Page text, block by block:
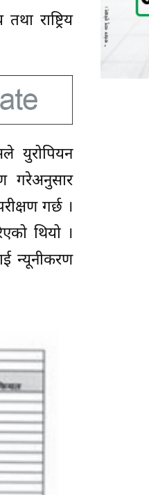
राष्ट्रिय
युरोपियन
गरेअनुसार
गर्छ ।
थियो ।
न्यूनीकरण